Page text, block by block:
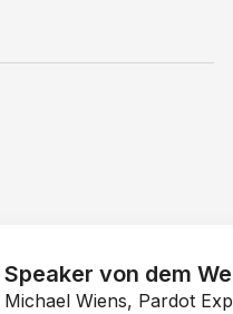
Speaker von dem
Michael Wiens, Pardot